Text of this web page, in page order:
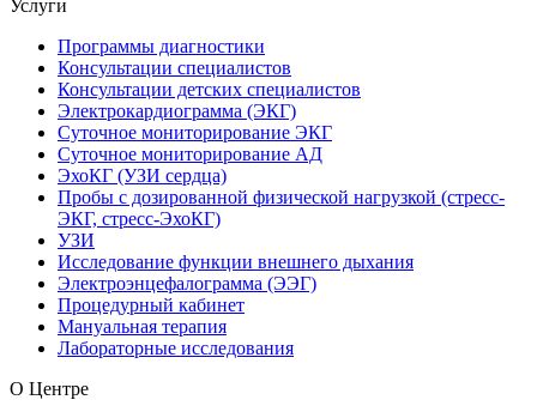
Услуги
Программы диагностики
Консультации специалистов
Консультации детских специалистов
Электрокардиограмма (ЭКГ)
Суточное мониторирование ЭКГ
Суточное мониторирование АД
ЭхоКГ (УЗИ сердца)
Пробы с дозированной физической нагрузкой (стресс-
ЭКГ, стресс-ЭхоКГ)
УЗИ
Исследование функции внешнего дыхания
Электроэнцефалограмма (ЭЭГ)
Процедурный кабинет
Мануальная терапия
Лабораторные исследования
О Центре